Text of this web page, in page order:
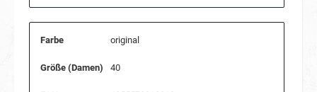
Farbe original
Größe (Damen) 40